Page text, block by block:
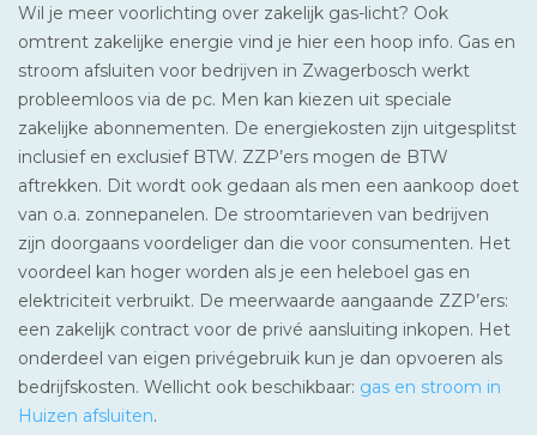
Wil je meer voorlichting over zakelijk gas-licht? Ook
omtrent zakelijke energie vind je hier een hoop info. Gas en
stroom afsluiten voor bedrijven in Zwagerbosch werkt
probleemloos via de pc. Men kan kiezen uit speciale
zakelijke abonnementen. De energiekosten zijn uitgesplitst
inclusief en exclusief BTW. ZZP’ers mogen de BTW
aftrekken. Dit wordt ook gedaan als men een aankoop doet
van o.a. zonnepanelen. De stroomtarieven van bedrijven
zijn doorgaans voordeliger dan die voor consumenten. Het
voordeel kan hoger worden als je een heleboel gas en
elektriciteit verbruikt. De meerwaarde aangaande ZZP’ers:
een zakelijk contract voor de privé aansluiting inkopen. Het
onderdeel van eigen privégebruik kun je dan opvoeren als
bedrijfskosten. Wellicht ook beschikbaar: gas en stroom in
Huizen afsluiten.